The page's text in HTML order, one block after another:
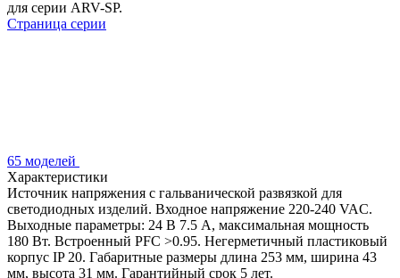
для серии ARV-SP.
Страница серии
65 моделей
Характеристики
Источник напряжения с гальванической развязкой для
светодиодных изделий. Входное напряжение 220-240 VAC.
Выходные параметры: 24 В 7.5 А, максимальная мощность
180 Вт. Встроенный PFC >0.95. Негерметичный пластиковый
корпус IP 20. Габаритные размеры длина 253 мм, ширина 43
мм, высота 31 мм. Гарантийный срок 5 лет.